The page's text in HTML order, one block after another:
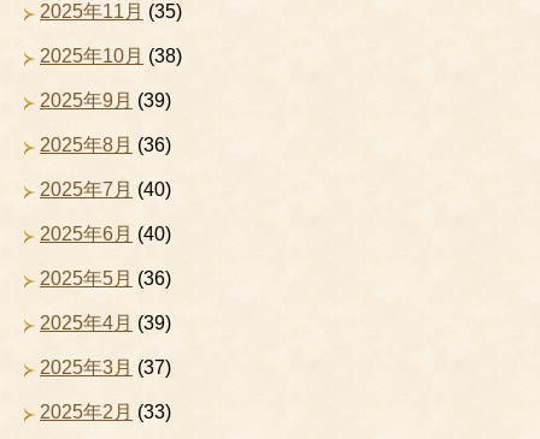
2025年11月 (35)
2025年10月 (38)
2025年9月 (39)
2025年8月 (36)
2025年7月 (40)
2025年6月 (40)
2025年5月 (36)
2025年4月 (39)
2025年3月 (37)
2025年2月 (33)